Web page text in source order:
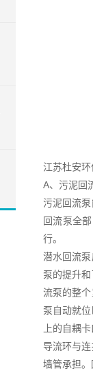
江苏杜安
A、污泥回
污泥回流
回流泵全
行。
潜水回流
泵的提升
流泵的整
泵自动就
上的自耦
导流环与
墙管承担